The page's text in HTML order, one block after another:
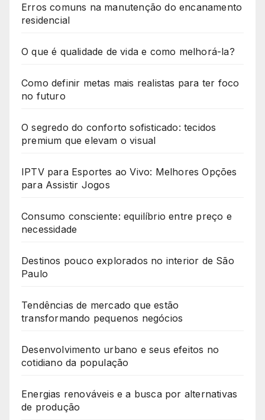
Erros comuns na manutenção do encanamento
residencial
O que é qualidade de vida e como melhorá-la?
Como definir metas mais realistas para ter foco
no futuro
O segredo do conforto sofisticado: tecidos
premium que elevam o visual
IPTV para Esportes ao Vivo: Melhores Opções
para Assistir Jogos
Consumo consciente: equilíbrio entre preço e
necessidade
Destinos pouco explorados no interior de São
Paulo
Tendências de mercado que estão
transformando pequenos negócios
Desenvolvimento urbano e seus efeitos no
cotidiano da população
Energias renováveis e a busca por alternativas
de produção